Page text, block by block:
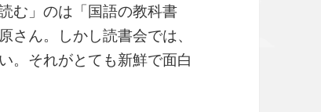
む」のは「国語の教科書
ん。しかし読書会では、
。それがとても新鮮で面白